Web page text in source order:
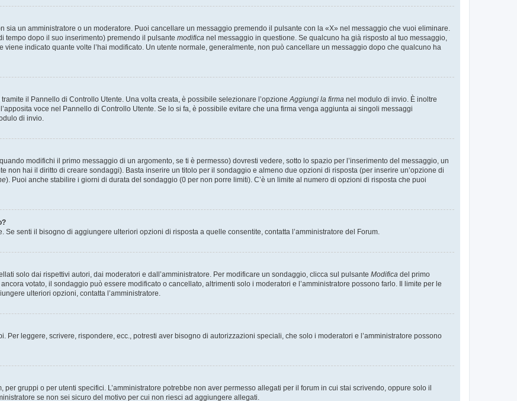
sia un amministratore o un moderatore. Puoi cancellare un messaggio premendo il pulsante con la «X» nel messaggio che vuoi eliminare.
tempo dopo il suo inserimento) premendo il pulsante modifica nel messaggio in questione. Se qualcuno ha già risposto al tuo messaggio,
indicato quante volte l’hai modificato. Un utente normale, generalmente, non può cancellare un messaggio dopo che qualcuno ha
il Pannello di Controllo Utente. Una volta creata, è possibile selezionare l’opzioneAggiungi la firma nel modulo di invio. È inoltre
voce nel Pannello di Controllo Utente. Se lo si fa, è possibile evitare che una firma venga aggiunta ai singoli messaggi
di invio.
modifichi il primo messaggio di un argomento, se ti è permesso) dovresti vedere, sotto lo spazio per l’inserimento del messaggio, un
non hai il diritto di creare sondaggi). Basta inserire un titolo per il sondaggio e almeno due opzioni di risposta (per inserire un’opzione di
). Puoi anche stabilire i giorni di durata del sondaggio (0 per non porre limiti). C’è un limite al numero di opzioni di risposta che puoi
Se senti il bisogno di aggiungere ulteriori opzioni di risposta a quelle consentite, contatta l’amministratore del Forum.
solo dai rispettivi autori, dai moderatori e dall’amministratore. Per modificare un sondaggio, clicca sul pulsante Modifica del primo
votato, il sondaggio può essere modificato o cancellato, altrimenti solo i moderatori e l’amministratore possono farlo. Il limite per le
ulteriori opzioni, contatta l’amministratore.
Per leggere, scrivere, rispondere, ecc., potresti aver bisogno di autorizzazioni speciali, che solo i moderatori e l’amministratore possono
gruppi o per utenti specifici. L’amministratore potrebbe non aver permesso allegati per il forum in cui stai scrivendo, oppure solo il
se non sei sicuro del motivo per cui non riesci ad aggiungere allegati.